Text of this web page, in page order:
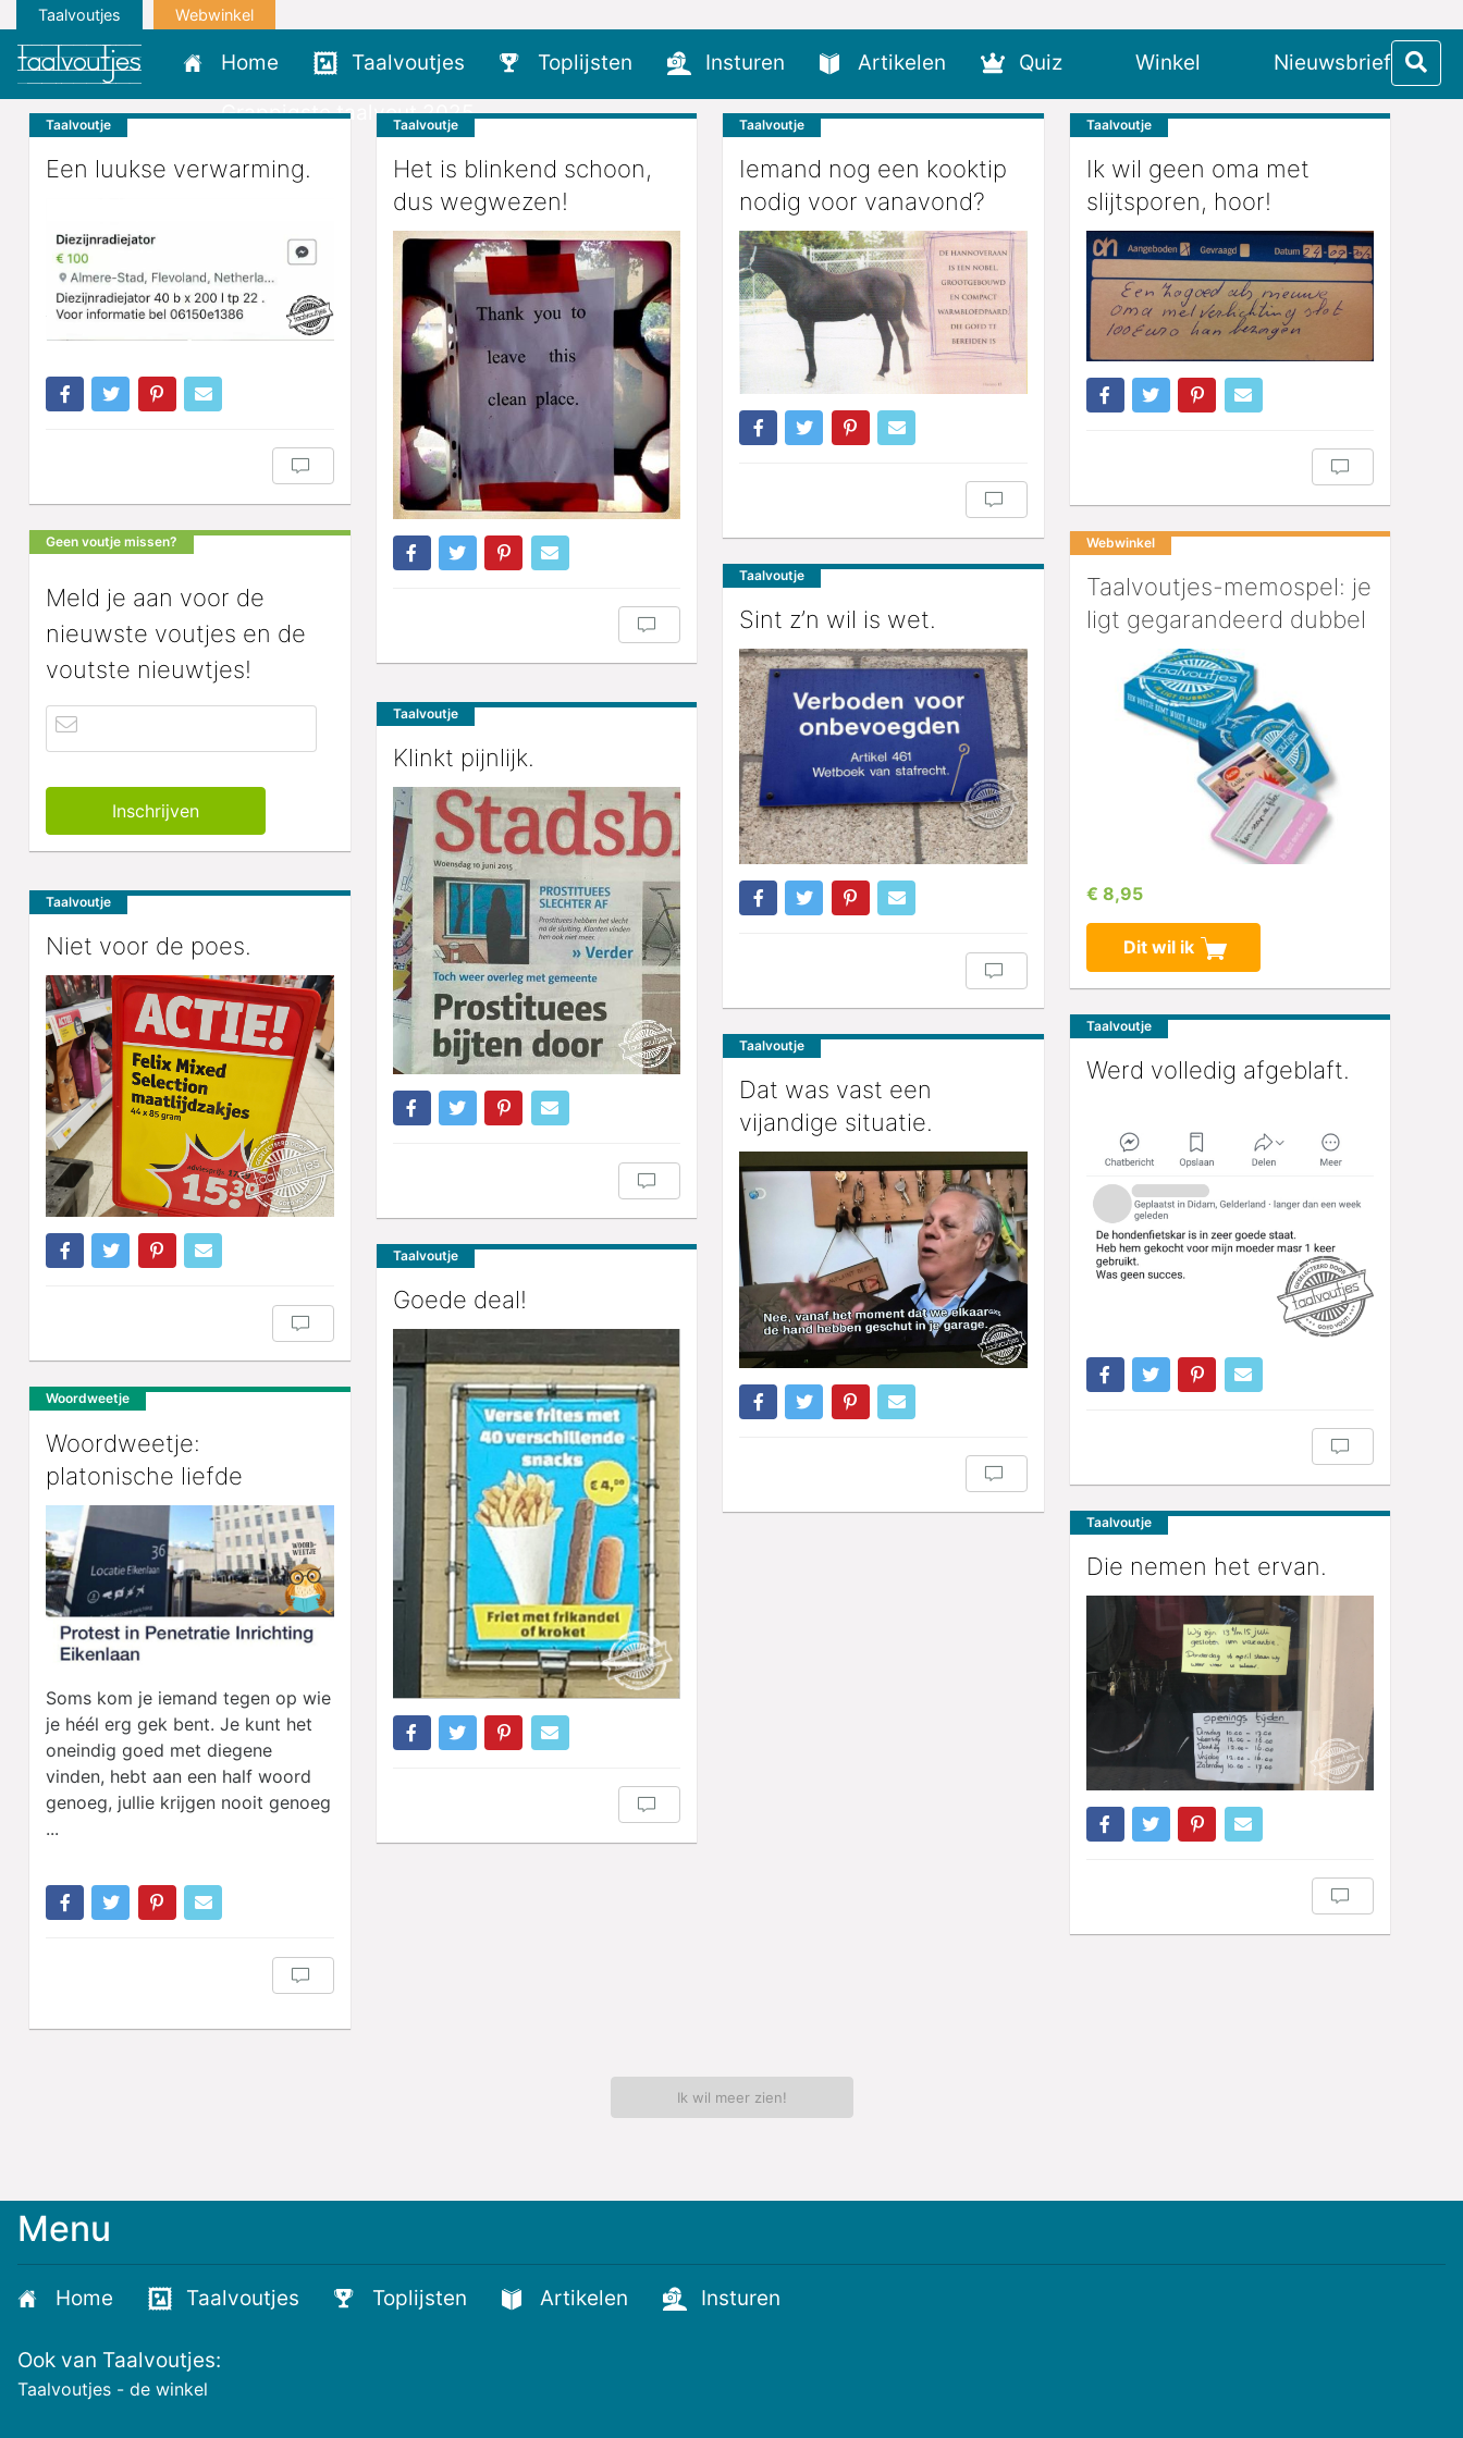
Taalvoutjes Webwinkel
Home Taalvoutjes Toplijsten Insturen Artikelen Quiz Winkel
Nieuwsbrief
Grappigste taalvout 2025
Taalvoutje
Een luukse verwarming.
Taalvoutje
Het is blinkend schoon,
dus wegwezen!
Taalvoutje
Iemand nog een kooktip
nodig voor vanavond?
Taalvoutje
Ik wil geen oma met
slijtsporen, hoor!
Geen voutje missen?
Meld je aan voor de
nieuwste voutjes en de
voutste nieuwtjes!
Webwinkel
Taalvoutjes-memospel: je
ligt gegarandeerd dubbel
€ 8,95
Dit wil ik
Taalvoutje
Sint z’n wil is wet.
Taalvoutje
Klinkt pijnlijk.
Taalvoutje
Niet voor de poes.
Taalvoutje
Werd volledig afgeblaft.
Taalvoutje
Dat was vast een
vijandige situatie.
Taalvoutje
Goede deal!
Woordweetje
Woordweetje:
platonische liefde
Soms kom je iemand tegen op wie
je héél erg gek bent. Je kunt het
oneindig goed met diegene
vinden, hebt aan een half woord
genoeg, jullie krijgen nooit genoeg
...
Taalvoutje
Die nemen het ervan.
Ik wil meer zien!
Menu
Home Taalvoutjes Toplijsten Artikelen Insturen
Ook van Taalvoutjes:
Taalvoutjes - de winkel